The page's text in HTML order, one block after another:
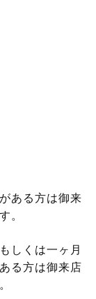
ある方は御来
。
しくは一ヶ月
る方は御来店